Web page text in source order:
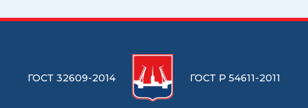
ГОСТ 32609-2014 ГОСТ Р 54611-2011